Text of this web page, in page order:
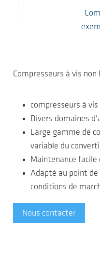
Compresseurs à vis
compresseurs à vis
Divers domaines
Large gamme de
variable du
Maintenance facile
Adapté au point
conditions de
Nous contacter